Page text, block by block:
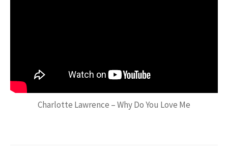
Charlotte Lawrence – Why Do You Love Me